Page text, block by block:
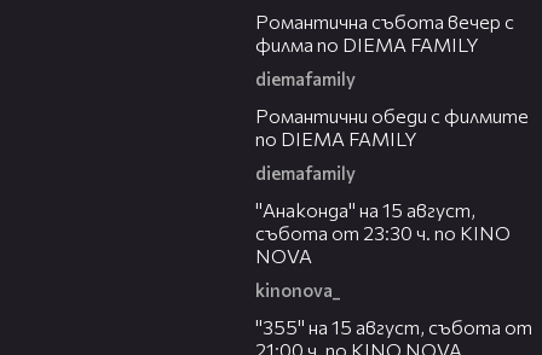
Романтичнa събота вечер с
филма по DIEMA FAMILY
diemafamily
Романтични обеди с филмите
по DIEMA FAMILY
diemafamily
"Анаконда" на 15 август,
събота от 23:30 ч. по KINO
NOVA
kinonova_
"355" на 15 август, събота от
21:00 ч. по KINO NOVA